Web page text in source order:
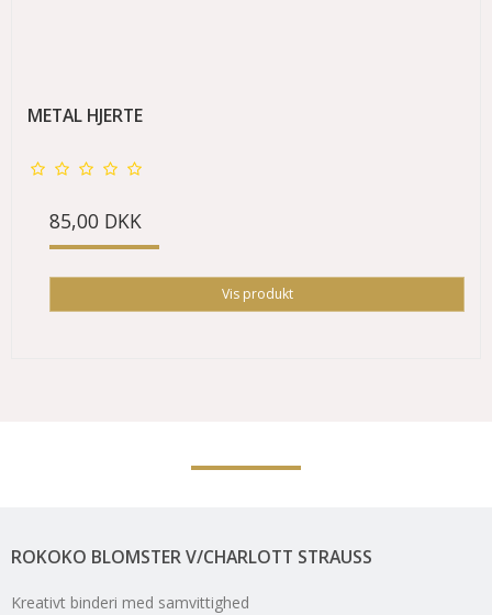
METAL HJERTE
85,00 DKK
Vis produkt
ROKOKO BLOMSTER V/CHARLOTT STRAUSS
Kreativt binderi med samvittighed